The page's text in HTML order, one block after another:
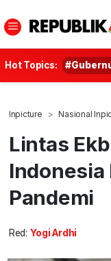
Hot Topics:
Inpicture Nasional
Lintas
Pandemi
Red: Yogi Ardhi